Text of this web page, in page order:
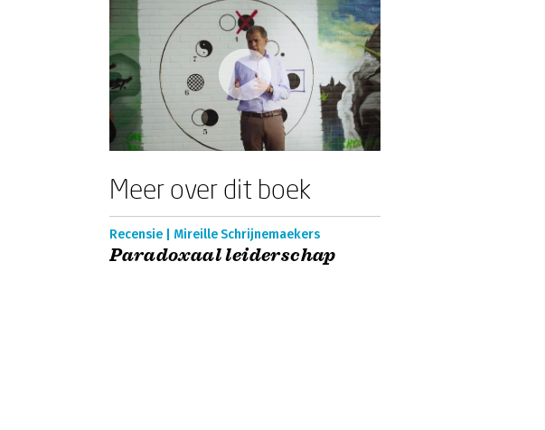
Meer over dit boek
Recensie | Mireille Schrijnemaekers
Paradoxaal leiderschap